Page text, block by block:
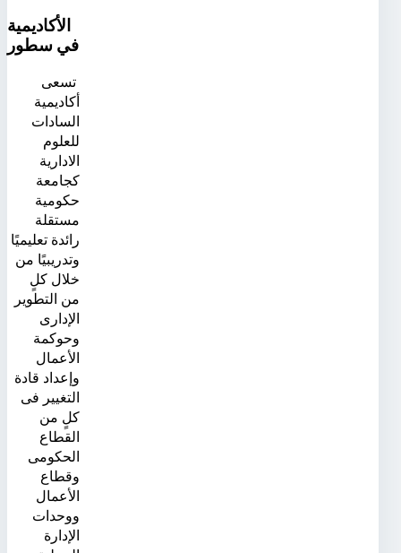
الأكاديمية
في سطور
تسعى
أكاديمية
السادات
للعلوم
الادارية
كجامعة
حكومية
مستقلة
رائدة تعليميًا
وتدريبيًا من
خلال كلٍ
من التطوير
الإدارى
وحوكمة
الأعمال
وإعداد قادة
التغيير فى
كلٍ من
القطاع
الحكومى
وقطاع
الأعمال
ووحدات
الإدارة